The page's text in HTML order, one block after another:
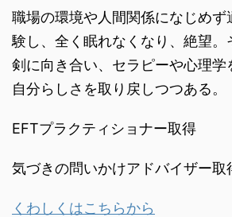
職場の環境や人間関係になじめず
験し、全く眠れなくなり、絶望。
剣に向き合い、セラピーや心理学
自分らしさを取り戻しつつある。
EFTプラクティショナー取得
気づきの問いかけアドバイザー取
くわしくはこちらから